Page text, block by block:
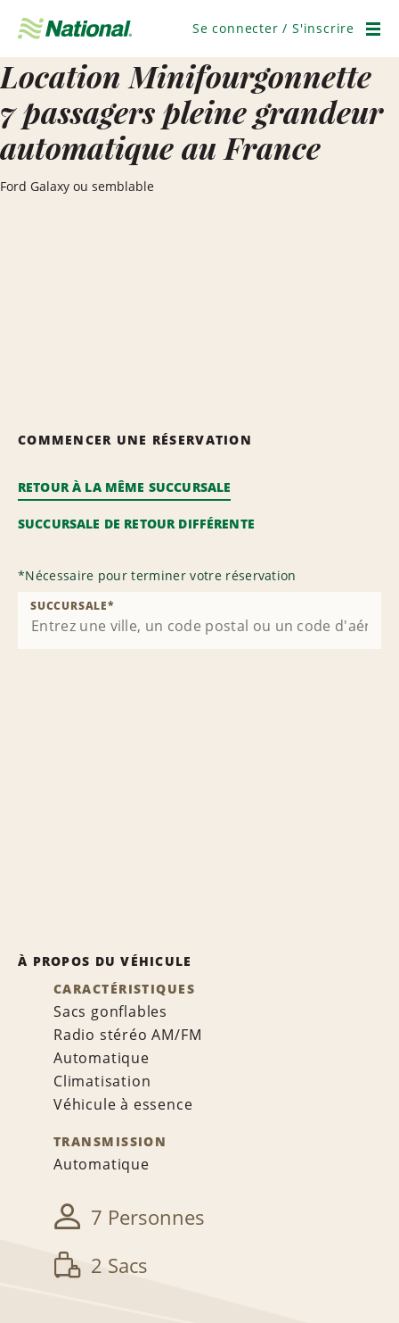
navigation
Se connecter / S'inscrire
Location Minifourgonnette
7 passagers pleine grandeur
automatique au France
Ford Galaxy ou semblable
COMMENCER UNE RÉSERVATION
RETOUR À LA MÊME SUCCURSALE
SUCCURSALE DE RETOUR DIFFÉRENTE
*Nécessaire pour terminer votre réservation
SUCCURSALE*
À PROPOS DU VÉHICULE
CARACTÉRISTIQUES
Sacs gonflables
Radio stéréo AM/FM
Automatique
Climatisation
Véhicule à essence
TRANSMISSION
Automatique
7 Personnes
2 Sacs